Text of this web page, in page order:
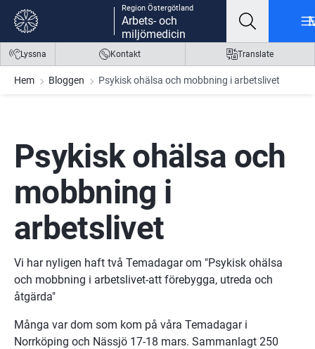
Gå till innehåll
Gå till meny
Gå till sidfot
Region Östergötland
Arbets- och
miljömedicin
Lyssna Kontakt Translate
Hem Bloggen Psykisk ohälsa och mobbning i arbetslivet
Psykisk ohälsa och
mobbning i
arbetslivet
Vi har nyligen haft två Temadagar om "Psykisk ohälsa
och mobbning i arbetslivet-att förebygga, utreda och
åtgärda"
Många var dom som kom på våra Temadagar i
Norrköping och Nässjö 17-18 mars. Sammanlagt 250